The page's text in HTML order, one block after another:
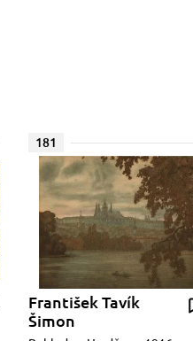
181
František Tavík
Šimon